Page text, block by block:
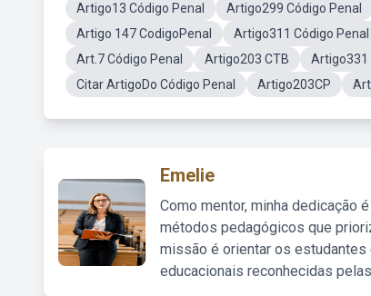
Artigo13 Código Penal Artigo299 Código Penal
Artigo 147 CodigoPenal
Artigo311 Código Penal
Art.7 Código Penal
Artigo203 CTB Artigo331
Citar ArtigoDo Código Penal
Artigo203CP
Emelie
Como mentor, minha dedicação
métodos pedagógicos que
missão é orientar os estudantes
educacionais reconhecidas